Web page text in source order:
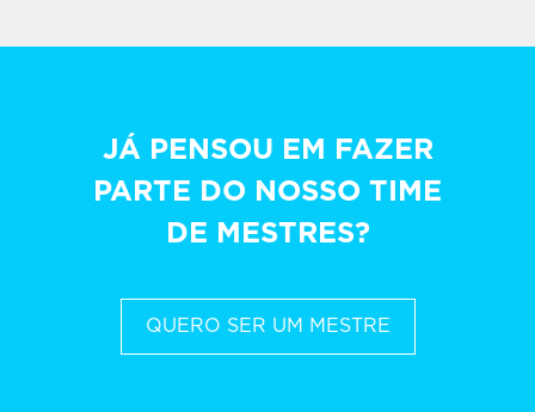
JÁ PENSOU EM FAZER
PARTE DO NOSSO TIME
DE MESTRES?
QUERO SER UM MESTRE